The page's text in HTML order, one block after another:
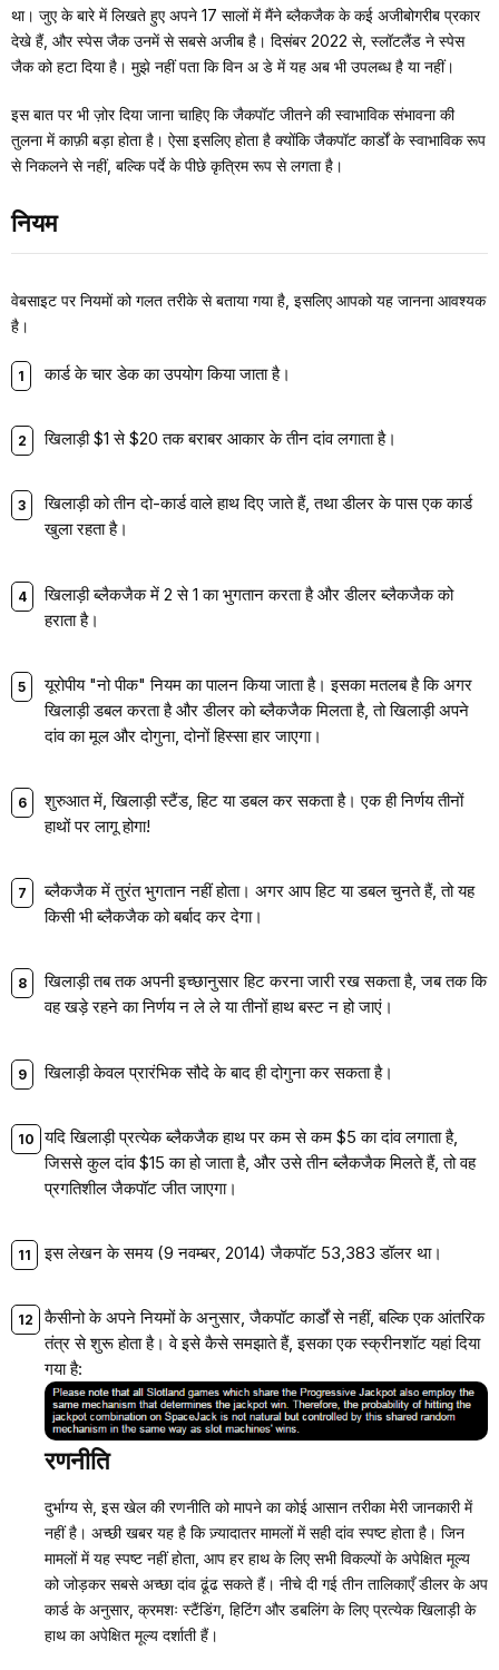
था। जुए के बारे में लिखते हुए अपने 17 सालों में मैंने ब्लैकजैक के कई अजीबोगरीब प्रकार
देखे हैं, और स्पेस जैक उनमें से सबसे अजीब है। दिसंबर 2022 से, स्लॉटलैंड ने स्पेस
जैक को हटा दिया है। मुझे नहीं पता कि विन अ डे में यह अब भी उपलब्ध है या नहीं।
इस बात पर भी ज़ोर दिया जाना चाहिए कि जैकपॉट जीतने की स्वाभाविक संभावना की
तुलना में काफ़ी बड़ा होता है। ऐसा इसलिए होता है क्योंकि जैकपॉट कार्डों के स्वाभाविक रूप
से निकलने से नहीं, बल्कि पर्दे के पीछे कृत्रिम रूप से लगता है।
नियम
वेबसाइट पर नियमों को गलत तरीके से बताया गया है, इसलिए आपको यह जानना आवश्यक
है।
कार्ड के चार डेक का उपयोग किया जाता है।
खिलाड़ी $1 से $20 तक बराबर आकार के तीन दांव लगाता है।
खिलाड़ी को तीन दो-कार्ड वाले हाथ दिए जाते हैं, तथा डीलर के पास एक कार्ड
खुला रहता है।
खिलाड़ी ब्लैकजैक में 2 से 1 का भुगतान करता है और डीलर ब्लैकजैक को
हराता है।
यूरोपीय "नो पीक" नियम का पालन किया जाता है। इसका मतलब है कि अगर
खिलाड़ी डबल करता है और डीलर को ब्लैकजैक मिलता है, तो खिलाड़ी अपने
दांव का मूल और दोगुना, दोनों हिस्सा हार जाएगा।
शुरुआत में, खिलाड़ी स्टैंड, हिट या डबल कर सकता है। एक ही निर्णय तीनों
हाथों पर लागू होगा!
ब्लैकजैक में तुरंत भुगतान नहीं होता। अगर आप हिट या डबल चुनते हैं, तो यह
किसी भी ब्लैकजैक को बर्बाद कर देगा।
खिलाड़ी तब तक अपनी इच्छानुसार हिट करना जारी रख सकता है, जब तक कि
वह खड़े रहने का निर्णय न ले ले या तीनों हाथ बस्ट न हो जाएं।
खिलाड़ी केवल प्रारंभिक सौदे के बाद ही दोगुना कर सकता है।
यदि खिलाड़ी प्रत्येक ब्लैकजैक हाथ पर कम से कम $5 का दांव लगाता है,
जिससे कुल दांव $15 का हो जाता है, और उसे तीन ब्लैकजैक मिलते हैं, तो वह
प्रगतिशील जैकपॉट जीत जाएगा।
इस लेखन के समय (9 नवम्बर, 2014) जैकपॉट 53,383 डॉलर था।
कैसीनो के अपने नियमों के अनुसार, जैकपॉट कार्डों से नहीं, बल्कि एक आंतरिक
तंत्र से शुरू होता है। वे इसे कैसे समझाते हैं, इसका एक स्क्रीनशॉट यहां दिया
गया है:
रणनीति
दुर्भाग्य से, इस खेल की रणनीति को मापने का कोई आसान तरीका मेरी जानकारी में
नहीं है। अच्छी खबर यह है कि ज़्यादातर मामलों में सही दांव स्पष्ट होता है। जिन
मामलों में यह स्पष्ट नहीं होता, आप हर हाथ के लिए सभी विकल्पों के अपेक्षित मूल्य
को जोड़कर सबसे अच्छा दांव ढूंढ सकते हैं। नीचे दी गई तीन तालिकाएँ डीलर के अप
कार्ड के अनुसार, क्रमशः स्टैंडिंग, हिटिंग और डबलिंग के लिए प्रत्येक खिलाड़ी के
हाथ का अपेक्षित मूल्य दर्शाती हैं।